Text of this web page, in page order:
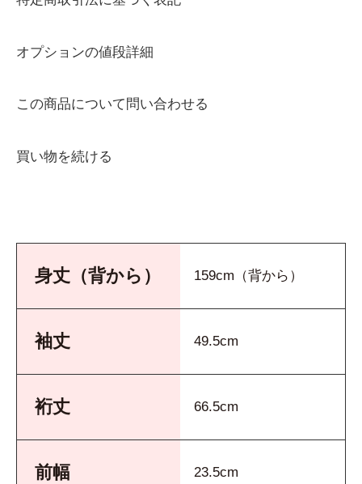
オプションの値段詳細
この商品について問い合わせる
買い物を続ける
身丈（背から） 159cm（背から）
袖丈 49.5cm
裄丈 66.5cm
前幅 23.5cm